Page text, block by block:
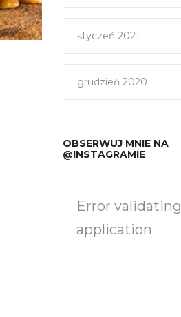
styczeń 2021
grudzień 2020
OBSERWUJ MNIE NA
@INSTAGRAMIE
Error validating
application